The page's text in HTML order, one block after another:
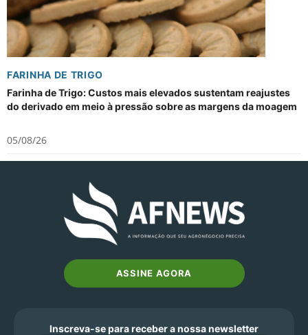
FARINHA DE TRIGO
Farinha de Trigo: Custos mais elevados sustentam reajustes
do derivado em meio à pressão sobre as margens da moagem
05/08/26
ASSINE AGORA
Inscreva-se para receber a nossa newsletter